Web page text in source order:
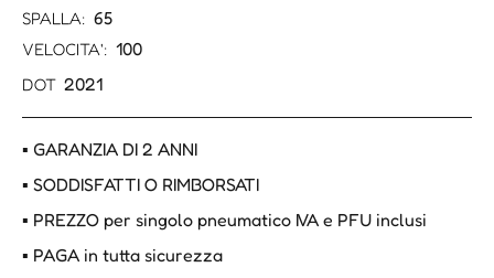
SPALLA: 65
VELOCITA': 100
DOT 2021
▪ GARANZIA DI 2 ANNI
▪ SODDISFATTI O RIMBORSATI
▪ PREZZO per singolo pneumatico IVA e PFU inclusi
▪ PAGA in tutta sicurezza